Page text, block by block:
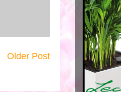
Older Post